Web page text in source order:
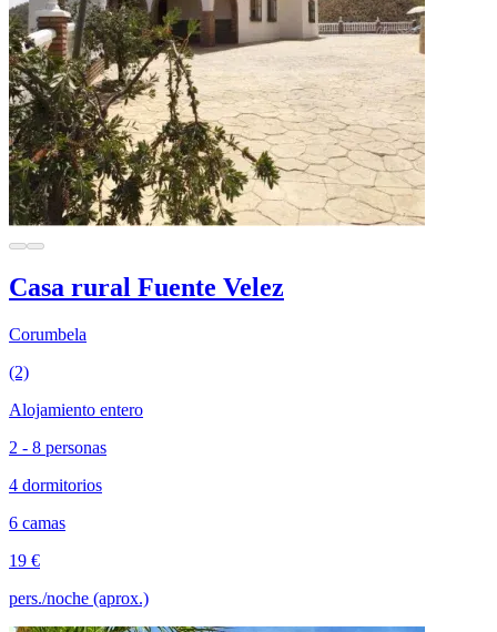
Casa rural Fuente Velez
Corumbela
(2)
Alojamiento entero
2 - 8 personas
4 dormitorios
6 camas
19 €
pers./noche (aprox.)